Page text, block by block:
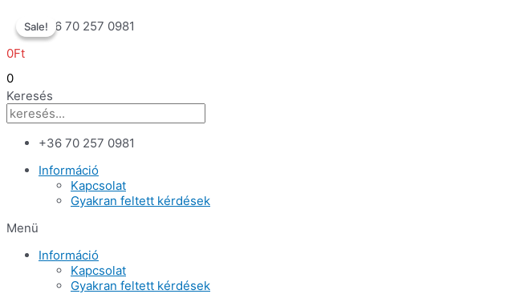
to
content
+36 70 257 0981
0Ft
0
Keresés
+36 70 257 0981
Információ
Kapcsolat
Gyakran feltett kérdések
Menü
Információ
Kapcsolat
Gyakran feltett kérdések
Sale!
Sale!